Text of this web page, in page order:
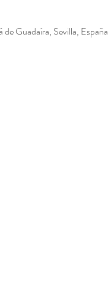
Guadaíra, Sevilla, España